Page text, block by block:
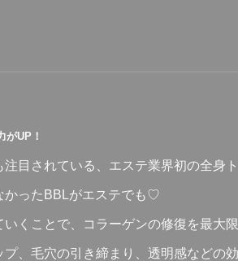
がUP！
目されている、エステ業界初の全身
かったBBLがエステでも♡
くことで、コラーゲンの修復を最大
、毛穴の引き締まり、透明感などの